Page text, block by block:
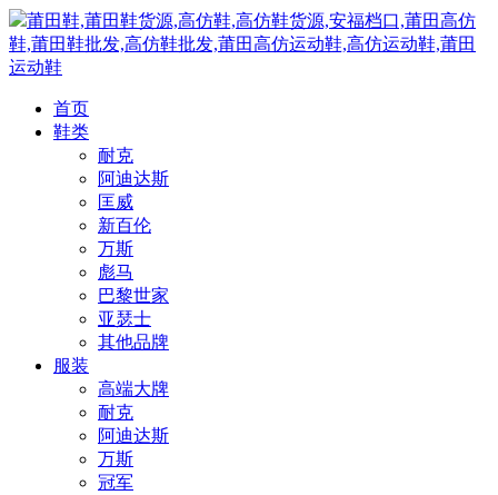
莆田鞋,莆田鞋货源,高仿鞋,高仿鞋货源,安福档口,莆田高仿
鞋,莆田鞋批发,高仿鞋批发,莆田高仿运动鞋,高仿运动鞋,莆田
运动鞋
首页
鞋类
耐克
阿迪达斯
匡威
新百伦
万斯
彪马
巴黎世家
亚瑟士
其他品牌
服装
高端大牌
耐克
阿迪达斯
万斯
冠军